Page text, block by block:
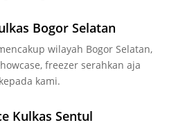
Bogor Selatan
wilayah Bogor Selatan,
freezer serahkan aja
kepada kami.
Kulkas Sentul